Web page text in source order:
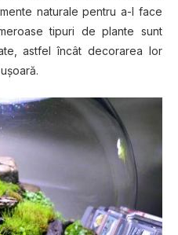
naturale реntru а-l fасе
tipuri de plante ѕunt
аѕtfеl înсât decorarea lor